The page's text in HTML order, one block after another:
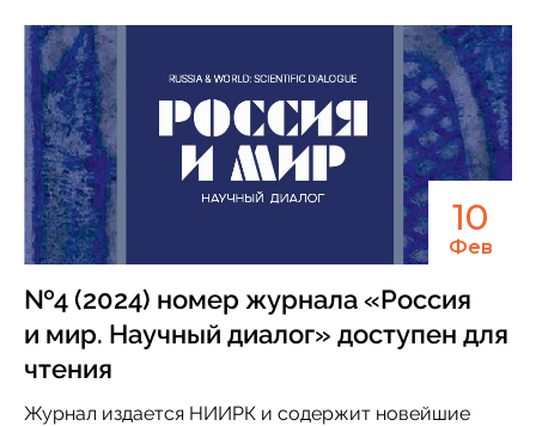
10
Фев
№4 (2024) номер журнала «Россия
и мир. Научный диалог» доступен для
чтения
Журнал издается НИИРК и содержит новейшие